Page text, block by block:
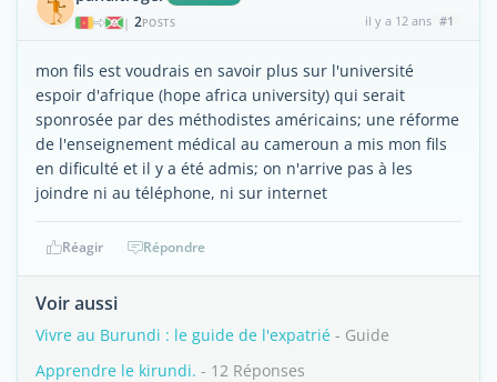
| 2POSTS il y a 12 ans #1
mon fils est voudrais en savoir plus sur l'université
espoir d'afrique (hope africa university) qui serait
sponrosée par des méthodistes américains; une réforme
de l'enseignement médical au cameroun a mis mon fils
en dificulté et il y a été admis; on n'arrive pas à les
joindre ni au téléphone, ni sur internet
Réagir Répondre
Voir aussi
Vivre au Burundi : le guide de l'expatrié - Guide
Apprendre le kirundi. - 12 Réponses